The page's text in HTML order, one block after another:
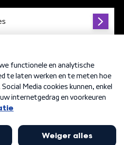
Privacybeleid